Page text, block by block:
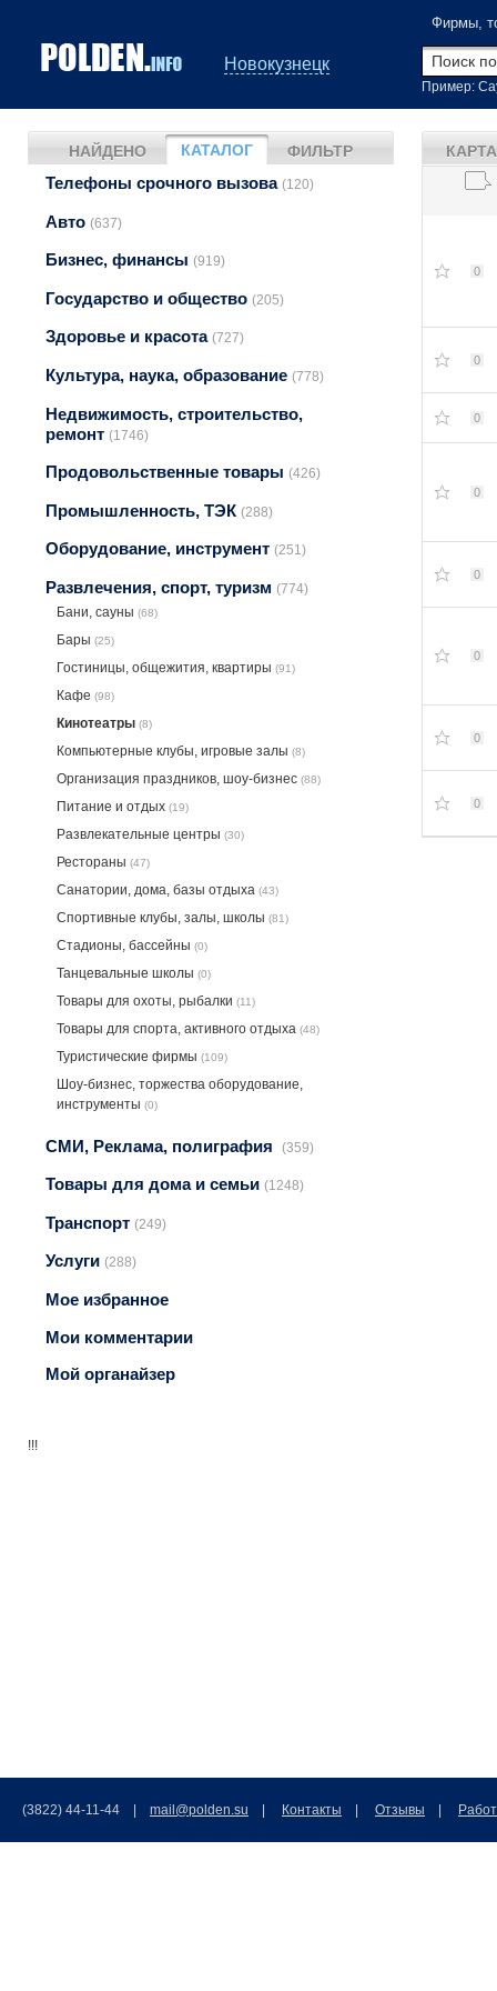
Новокузнецк
Фирмы,
Пример:
НАЙДЕНО КАТАЛОГ ФИЛЬТР
Телефоны срочного вызова (120)
Авто (637)
Бизнес, финансы (919)
Государство и общество (205)
Здоровье и красота (727)
Культура, наука, образование (778)
Недвижимость, строительство,
ремонт (1746)
Продовольственные товары (426)
Промышленность, ТЭК (288)
Оборудование, инструмент (251)
Развлечения, спорт, туризм (774)
Бани, сауны (68)
Бары (25)
Гостиницы, общежития, квартиры (91)
Кафе (98)
Кинотеатры (8)
Компьютерные клубы, игровые залы (8)
Организация праздников, шоу-бизнес (88)
Питание и отдых (19)
Развлекательные центры (30)
Рестораны (47)
Санатории, дома, базы отдыха (43)
Спортивные клубы, залы, школы (81)
Стадионы, бассейны (0)
Танцевальные школы (0)
Товары для охоты, рыбалки (11)
Товары для спорта, активного отдыха (48)
Туристические фирмы (109)
Шоу-бизнес, торжества оборудование,
инструменты (0)
СМИ, Реклама, полиграфия (359)
Товары для дома и семьи (1248)
Транспорт (249)
Услуги (288)
Мое избранное
Мои комментарии
Мой органайзер
!!!
КАРТА
0
0
0
0
0
0
0
0
(3822) 44-11-44 | mail@polden.su | Контакты | Отзывы |